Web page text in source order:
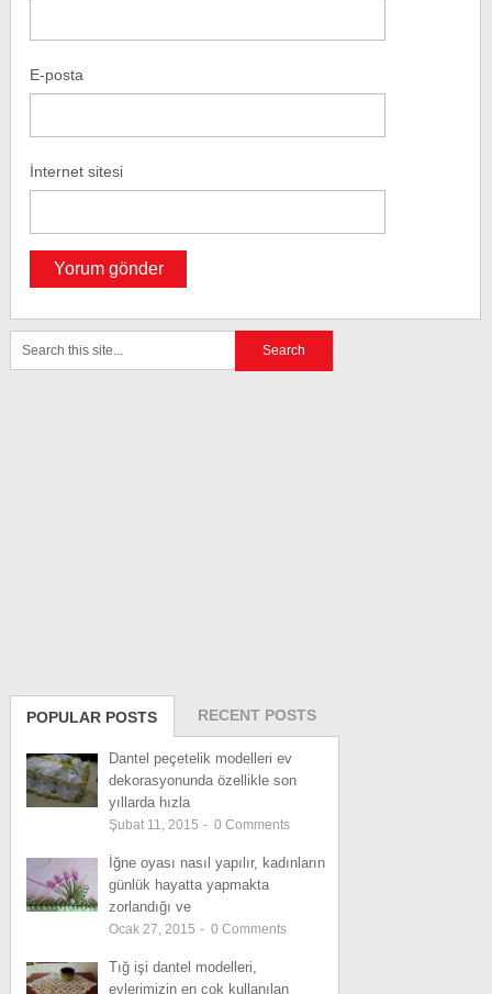
E-posta
İnternet sitesi
POPULAR POSTS RECENT POSTS
Dantel peçetelik modelleri ev
dekorasyonunda özellikle son
yıllarda hızla
Şubat 11, 2015 - 0 Comments
İğne oyası nasıl yapılır, kadınların
günlük hayatta yapmakta
zorlandığı ve
Ocak 27, 2015 - 0 Comments
Tığ işi dantel modelleri,
evlerimizin en çok kullanılan